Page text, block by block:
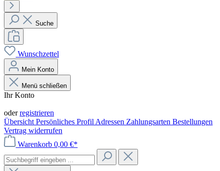
Suche
Wunschzettel
Mein Konto
Menü schließen
Ihr Konto
oderregistrieren
Übersicht Persönliches Profil Adressen Zahlungsarten Bestellungen
Vertrag widerrufen
Warenkorb 0,00 €*